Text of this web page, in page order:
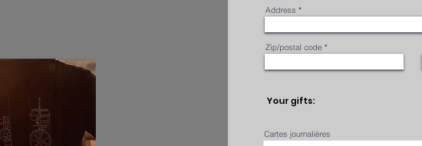
Address
Zip/postal code
Your gifts:
Cartes journalières